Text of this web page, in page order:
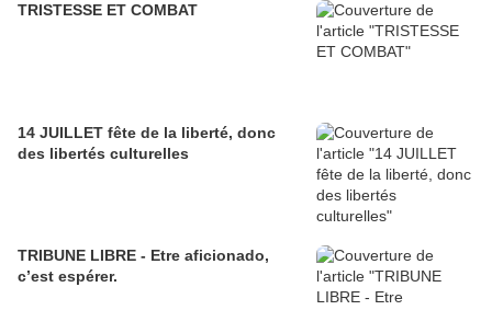
TRISTESSE ET COMBAT
14 JUILLET fête de la liberté, donc
des libertés culturelles
TRIBUNE LIBRE - Etre aficionado,
c’est espérer.